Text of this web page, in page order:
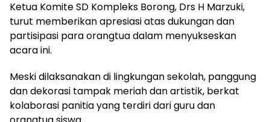
Ketua Komite SD Kompleks Borong, Drs H Marzuki,
turut memberikan apresiasi atas dukungan dan
partisipasi para orangtua dalam menyukseskan
acara ini.
Meski dilaksanakan di lingkungan sekolah, panggung
dan dekorasi tampak meriah dan artistik, berkat
kolaborasi panitia yang terdiri dari guru dan